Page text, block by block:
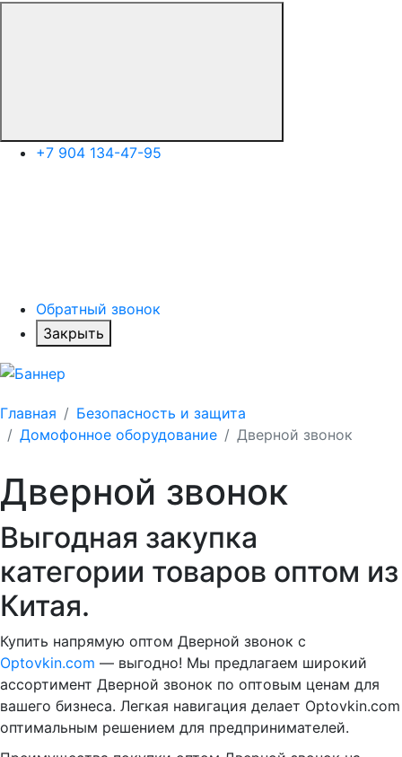
+7 904 134-47-95
Обратный звонок
Закрыть
Главная
Безопасность и защита
Домофонное оборудование
Дверной звонок
Дверной звонок
Выгодная закупка
категории товаров оптом из
Китая.
Купить напрямую оптом Дверной звонок с
Optovkin.com — выгодно! Мы предлагаем широкий
ассортимент Дверной звонок по оптовым ценам для
вашего бизнеса. Легкая навигация делает Optovkin.com
оптимальным решением для предпринимателей.